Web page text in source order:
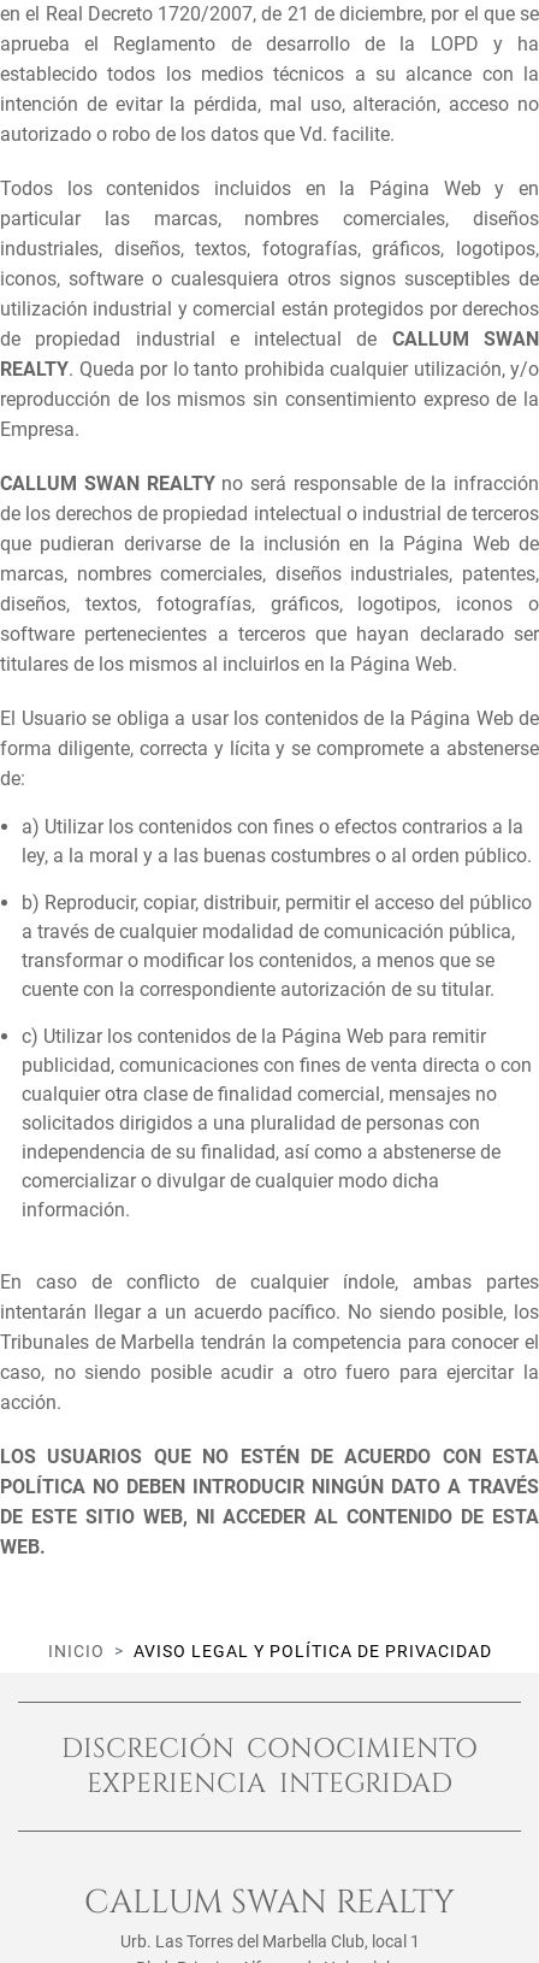
en el Real Decreto 1720/2007, de 21 de diciembre, por el que se
aprueba el Reglamento de desarrollo de la LOPD y ha
establecido todos los medios técnicos a su alcance con la
intención de evitar la pérdida, mal uso, alteración, acceso no
autorizado o robo de los datos que Vd. facilite.
Todos los contenidos incluidos en la Página Web y en
particular las marcas, nombres comerciales, diseños
industriales, diseños, textos, fotografías, gráficos, logotipos,
iconos, software o cualesquiera otros signos susceptibles de
utilización industrial y comercial están protegidos por derechos
de propiedad industrial e intelectual de CALLUM SWAN
REALTY. Queda por lo tanto prohibida cualquier utilización, y/o
reproducción de los mismos sin consentimiento expreso de la
Empresa.
CALLUM SWAN REALTYno será responsable de la infracción
de los derechos de propiedad intelectual o industrial de terceros
que pudieran derivarse de la inclusión en la Página Web de
marcas, nombres comerciales, diseños industriales, patentes,
diseños, textos, fotografías, gráficos, logotipos, iconos o
software pertenecientes a terceros que hayan declarado ser
titulares de los mismos al incluirlos en la Página Web.
El Usuario se obliga a usar los contenidos de la Página Web de
forma diligente, correcta y lícita y se compromete a abstenerse
de:
a) Utilizar los contenidos con fines o efectos contrarios a la
ley, a la moral y a las buenas costumbres o al orden público.
b) Reproducir, copiar, distribuir, permitir el acceso del público
a través de cualquier modalidad de comunicación pública,
transformar o modificar los contenidos, a menos que se
cuente con la correspondiente autorización de su titular.
c) Utilizar los contenidos de la Página Web para remitir
publicidad, comunicaciones con fines de venta directa o con
cualquier otra clase de finalidad comercial, mensajes no
solicitados dirigidos a una pluralidad de personas con
independencia de su finalidad, así como a abstenerse de
comercializar o divulgar de cualquier modo dicha
información.
En caso de conflicto de cualquier índole, ambas partes
intentarán llegar a un acuerdo pacífico. No siendo posible, los
Tribunales de Marbella tendrán la competencia para conocer el
caso, no siendo posible acudir a otro fuero para ejercitar la
acción.
LOS USUARIOS QUE NO ESTÉN DE ACUERDO CON ESTA
POLÍTICA NO DEBEN INTRODUCIR NINGÚN DATO A TRAVÉS
DE ESTE SITIO WEB, NI ACCEDER AL CONTENIDO DE ESTA
WEB.
INICIO AVISO LEGAL Y POLÍTICA DE PRIVACIDAD
DISCRECIÓN CONOCIMIENTO
EXPERIENCIA INTEGRIDAD
CALLUM SWAN REALTY
Urb. Las Torres del Marbella Club, local 1